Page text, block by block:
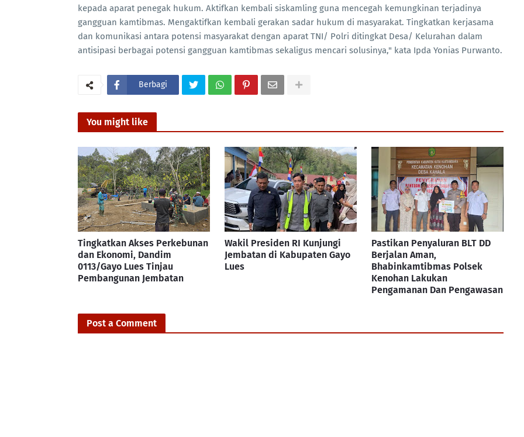
kepada aparat penegak hukum. Aktifkan kembali siskamling guna mencegah kemungkinan terjadinya
gangguan kamtibmas. Mengaktifkan kembali gerakan sadar hukum di masyarakat. Tingkatkan kerjasama
dan komunikasi antara potensi masyarakat dengan aparat TNI/ Polri ditingkat Desa/ Kelurahan dalam
antisipasi berbagai potensi gangguan kamtibmas sekaligus mencari solusinya," kata Ipda Yonias Purwanto.
Berbagi
You might like
Tingkatkan Akses Perkebunan
dan Ekonomi, Dandim
0113/Gayo Lues Tinjau
Pembangunan Jembatan
Wakil Presiden RI Kunjungi
Jembatan di Kabupaten Gayo
Lues
Pastikan Penyaluran BLT DD
Berjalan Aman,
Bhabinkamtibmas Polsek
Kenohan Lakukan
Pengamanan Dan Pengawasan
Post a Comment